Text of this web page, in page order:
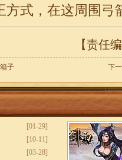
式，在这周围弓
【责任
子 下
[01-29]
[10-11]
[03-28]